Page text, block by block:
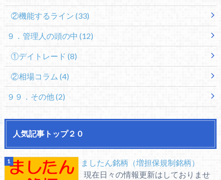
②機能するライン (33)
９．管理人の頭の中 (12)
①デイトレード (8)
②相場コラム (4)
９９．その他 (2)
人気記事トップ２０
ましたん銘柄（増担保規制銘柄）
現在日々の情報更新はしておりませ